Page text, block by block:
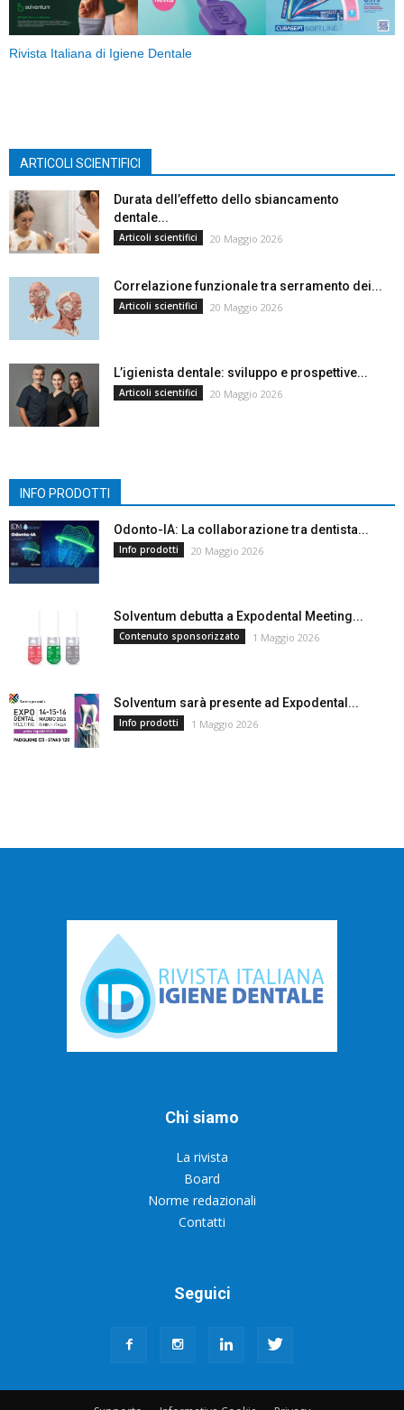
Rivista Italiana di Igiene Dentale
ARTICOLI SCIENTIFICI
Durata dell’effetto dello sbiancamento
dentale...
Articoli scientifici 20 Maggio 2026
Correlazione funzionale tra serramento dei...
Articoli scientifici 20 Maggio 2026
L’igienista dentale: sviluppo e prospettive...
Articoli scientifici 20 Maggio 2026
INFO PRODOTTI
Odonto-IA: La collaborazione tra dentista...
Info prodotti 20 Maggio 2026
Solventum debutta a Expodental Meeting...
Contenuto sponsorizzato 1 Maggio 2026
Solventum sarà presente ad Expodental...
Info prodotti 1 Maggio 2026
Chi siamo
La rivista
Board
Norme redazionali
Contatti
Seguici